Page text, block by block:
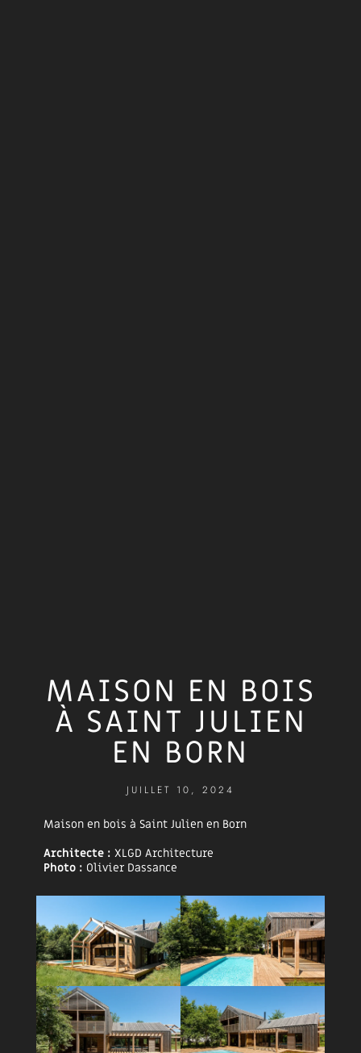
MAISON EN BOIS
À SAINT JULIEN
EN BORN
JUILLET 10, 2024
Maison en bois à Saint Julien en Born
Architecte :XLGD Architecture
Photo : Olivier Dassance